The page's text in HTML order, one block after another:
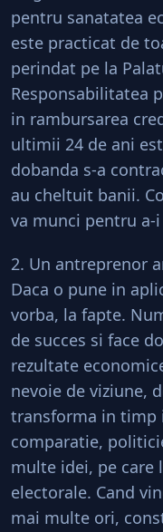
pentru sanatatea
este practicat de
perindat pe la
Responsabilitatea
in rambursarea
ultimii 24 de ani
dobanda s-a
au cheltuit banii.
va munci pentru a-
2. Un antreprenor
Daca o pune in
vorba, la fapte.
de succes si face
rezultate
nevoie de viziune,
transforma in timp
comparatie,
multe idei, pe care
electorale. Cand
mai multe ori,